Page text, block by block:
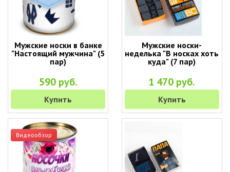
Мужские носки в банке
"Настоящий мужчина" (5
пар)
590 руб.
Купить
Мужские носки-
неделька "В носках хоть
куда" (7 пар)
1 470 руб.
Купить
Видеообзор